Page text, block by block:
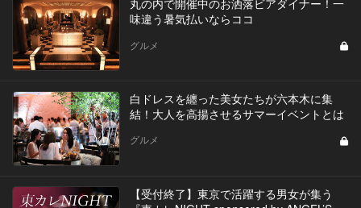
丸の内で開催中のお洒落ビアダイナー！一
味違う暑気払いならココ
グルメ
白ドレスを纏った美女たちが六本木に集
結！大人を高揚させるサマーイベントとは
グルメ
【受付終了】東京で活躍する男女が集う